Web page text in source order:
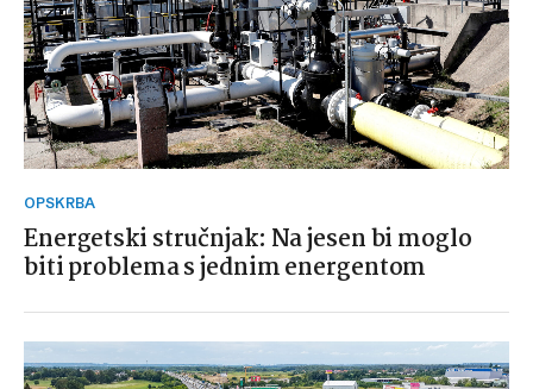
OPSKRBA
Energetski stručnjak: Na jesen bi moglo
biti problema s jednim energentom